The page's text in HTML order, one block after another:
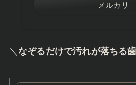
メルカリ
＼ なぞるだけで汚れが落ちる